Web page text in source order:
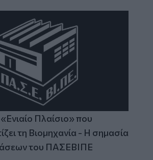
Πλαίσιο» που
τη Βιομηχανία - Η σημασία
του ΠΑΣΕΒΙΠΕ